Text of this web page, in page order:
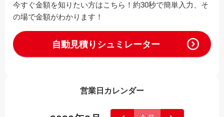
今すぐ金額を知りたい方はこちら！約30秒で簡単入力、そ
の場で金額がわかります！
自動見積りシュミレーター
営業日カレンダー